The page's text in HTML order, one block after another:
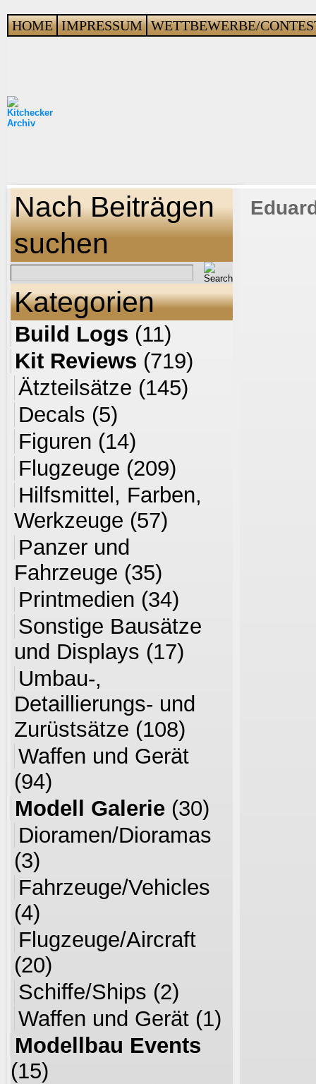
HOME IMPRESSUM WETTBEWERBE/
Nach Beiträgen
suchen
Kategorien
Build Logs (11)
Kit Reviews (719)
Ätzteilsätze (145)
Decals (5)
Figuren (14)
Flugzeuge (209)
Hilfsmittel, Farben,
Werkzeuge (57)
Panzer und
Fahrzeuge (35)
Printmedien (34)
Sonstige Bausätze
und Displays (17)
Umbau-,
Detaillierungs- und
Zurüstsätze (108)
Waffen und Gerät
(94)
Modell Galerie (30)
Dioramen/Dioramas
(3)
Fahrzeuge/Vehicles
(4)
Flugzeuge/Aircraft
(20)
Schiffe/Ships (2)
Waffen und Gerät (1)
Modellbau Events
(15)